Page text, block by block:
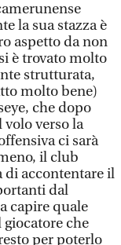
la sua stazza è
aspetto da non
è trovato molto
strutturata,
molto bene)
che dopo
verso la
ci sarà
il club
di accontentare il
dal
capire quale
giocatore che
per poterlo